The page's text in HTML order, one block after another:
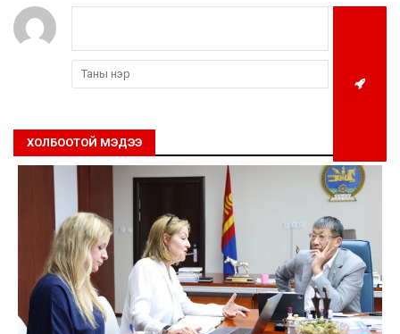
ХОЛБООТОЙ МЭДЭЭ